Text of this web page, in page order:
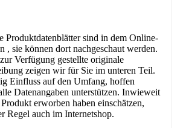
Produktdatenblätter sind in dem Online-
, sie können dort nachgeschaut werden.
Verfügung gestellte originale
zeigen wir für Sie im unteren Teil.
Einfluss auf den Umfang, hoffen
Datenangaben unterstützen. Inwieweit
erworben haben einschätzen,
Regel auch im Internetshop.